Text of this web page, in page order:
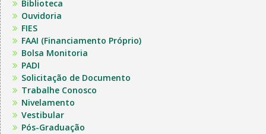
Biblioteca
Ouvidoria
FIES
FAAI (Financiamento Próprio)
Bolsa Monitoria
PADI
Solicitação de Documento
Trabalhe Conosco
Nivelamento
Vestibular
Pós-Graduação